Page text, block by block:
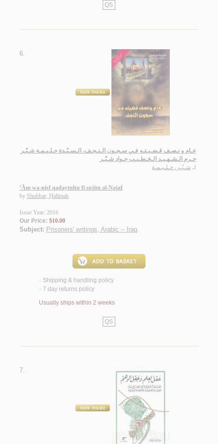
QS
6.
عـام و نـصـف قـضـيـتـه فـي سـجـون الـنـجـف، الـسـيّـدة حـلـيـمـة شـبّـر
حـرم الـشـهـيـد الـخـطـيـب جـواد شـبّـر
لـ شـبّـر، حـلـيـمـة
‘Ām wa-niṣf qaḍaytuhu fī sujūn al-Najaf
by Shubbar, Ḥalīmah
Issue Year: 2016
Our Price: $10.00
Subject: Prisoners' writings, Arabic -- Iraq.
< Shipping & handling policy
< 7 day returns policy
Usually ships within 2 weeks
QS
7.